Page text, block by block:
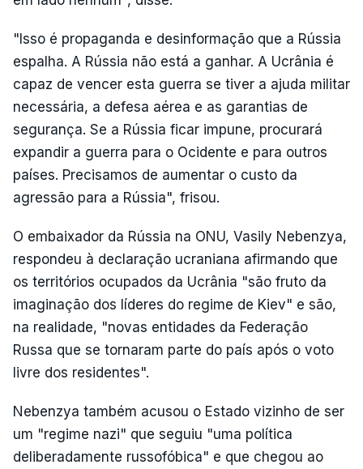
"Isso é propaganda e desinformação que a Rússia
espalha. A Rússia não está a ganhar. A Ucrânia é
capaz de vencer esta guerra se tiver a ajuda militar
necessária, a defesa aérea e as garantias de
segurança. Se a Rússia ficar impune, procurará
expandir a guerra para o Ocidente e para outros
países. Precisamos de aumentar o custo da
agressão para a Rússia", frisou.
O embaixador da Rússia na ONU, Vasily Nebenzya,
respondeu à declaração ucraniana afirmando que
os territórios ocupados da Ucrânia "são fruto da
imaginação dos líderes do regime de Kiev" e são,
na realidade, "novas entidades da Federação
Russa que se tornaram parte do país após o voto
livre dos residentes".
Nebenzya também acusou o Estado vizinho de ser
um "regime nazi" que seguiu "uma política
deliberadamente russofóbica" e que chegou ao